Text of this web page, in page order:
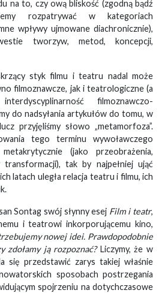
na to, czy ową bliskość (zgodną bądź
rozpatrywać w kategoriach
wpływy ujmowane diachronicznie),
tworzyw, metod, koncepcji,
styk filmu i teatru nadal może
filmoznawcze, jak i teatrologiczne (a
filmoznawczo-
do nadsyłania artykułów do tomu, w
przyjęliśmy słowo „metamorfoza”.
tego terminu wywoławczego
(jako przeobrażenia,
transformacji), tak by najpełniej ująć
latach uległa relacja teatru i filmu, ich
Sontag swój słynny esej Film i teatr,
i teatrowi inkorporującemu kino,
nowej idei. Prawdopodobnie
zdołamy ją rozpoznać?Liczymy, że w
się przedstawić zarys takiej właśnie
sposobach postrzegania
spojrzeniu na dotychczasowe